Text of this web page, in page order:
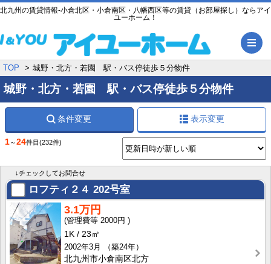
北九州の賃貸情報-小倉北区・小倉南区・八幡西区等の賃貸（お部屋探し）ならアイ
ユーホーム！
TOP 城野・北方・若園 駅・バス停徒歩５分物件
城野・北方・若園 駅・バス停徒歩５分物件
条件変更 表示変更
1～24件目 (232件)
↓チェックしてお問合せ
ロフティ２４ 202号室
3.1万円
2000円
1K
23㎡
2002年3月
（築24年）
北九州市小倉南区北方